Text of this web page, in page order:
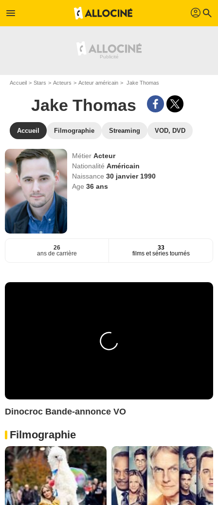
menu profil search
Accueil Stars Acteurs Acteur américain Jake Thomas
Jake Thomas
Accueil Filmographie Streaming VOD, DVD
MétierActeur
NationalitéAméricain
Naissance30 janvier 1990
Age36 ans
26
ans de carrière
33
films et séries tournés
Dinocroc Bande-annonce VO
Filmographie